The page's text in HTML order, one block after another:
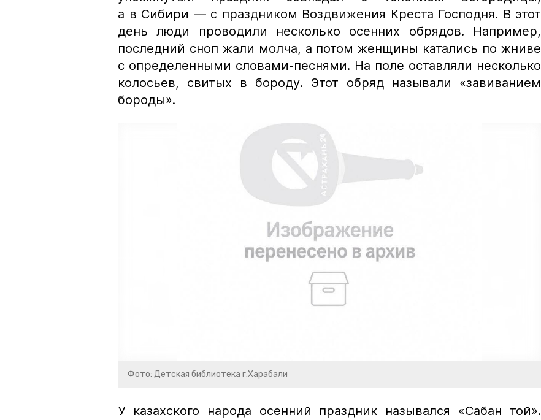
а в Сибири — с праздником Воздвижения Креста Господня. В этот
день люди проводили несколько осенних обрядов. Например,
последний сноп жали молча, а потом женщины катались по жниве
с определенными словами-песнями. На поле оставляли несколько
колосьев, свитых в бороду. Этот обряд называли «завиванием
бороды».
Фото: Детская библиотека г.Харабали
У казахского народа осенний праздник назывался «Сабан той».